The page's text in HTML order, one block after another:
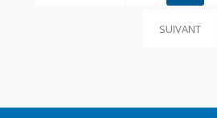
SUIVANT